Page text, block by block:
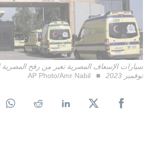
نوفمبر 2023
AP Photo/Amr Nabil